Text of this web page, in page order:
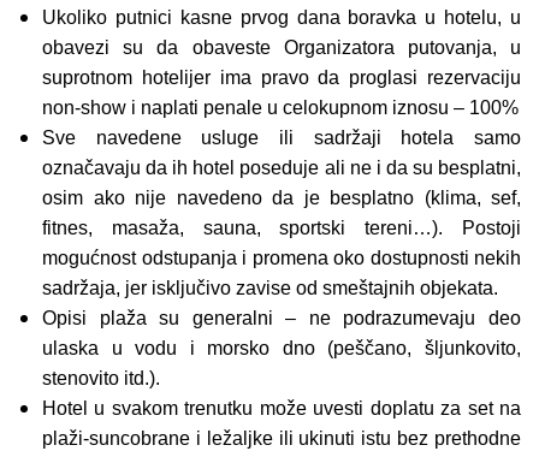
Ukoliko putnici kasne prvog dana boravka u hotelu, u
obavezi su da obaveste Organizatora putovanja, u
suprotnom hotelijer ima pravo da proglasi rezervaciju
non-show i naplati penale u celokupnom iznosu – 100%
Sve navedene usluge ili sadržaji hotela samo
označavaju da ih hotel poseduje ali ne i da su besplatni,
osim ako nije navedeno da je besplatno (klima, sef,
fitnes, masaža, sauna, sportski tereni…). Postoji
mogućnost odstupanja i promena oko dostupnosti nekih
sadržaja, jer isključivo zavise od smeštajnih objekata.
Opisi plaža su generalni – ne podrazumevaju deo
ulaska u vodu i morsko dno (peščano, šljunkovito,
stenovito itd.).
Hotel u svakom trenutku može uvesti doplatu za set na
plaži-suncobrane i ležaljke ili ukinuti istu bez prethodne